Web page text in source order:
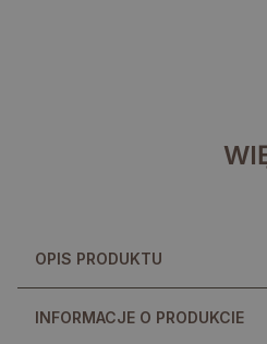
OPIS PRODUKTU
INFORMACJE O PRODUKCIE